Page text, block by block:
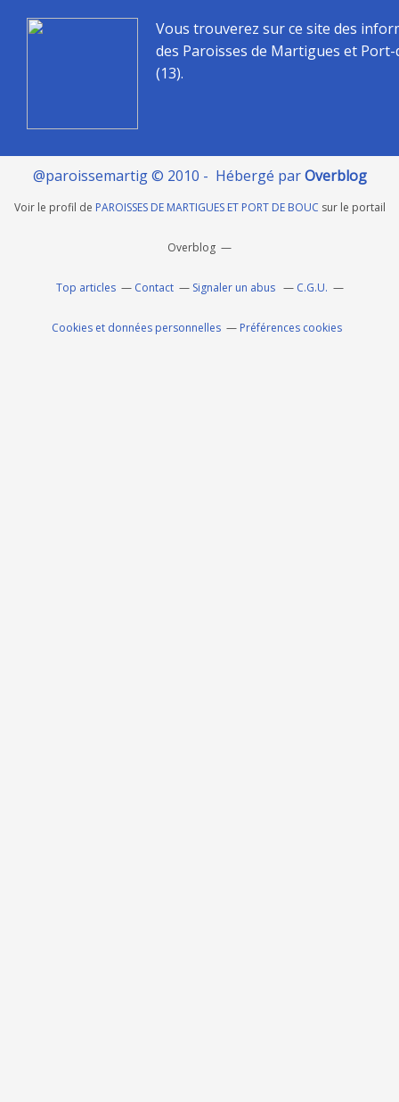
Vous trouverez sur ce site des
des Paroisses de Martigues et
(13).
@paroissemartig © 2010 - Hébergé parOverblog
Voir le profil de PAROISSES DE MARTIGUES ET PORT DE BOUC sur le portail
Overblog
Top articles Contact Signaler un abus C.G.U.
Cookies et données personnelles Préférences cookies